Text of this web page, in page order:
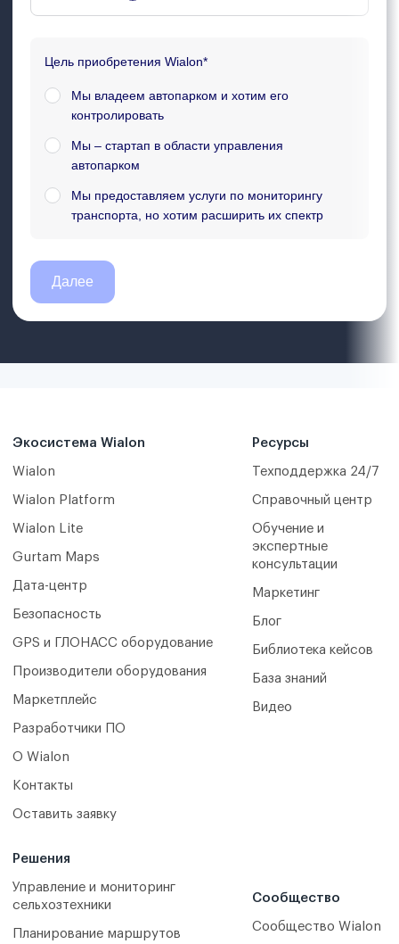
Экосистема Wialon
Wialon
Wialon Platform
Wialon Lite
Gurtam Maps
Дата-центр
Безопасность
GPS и ГЛОНАСС оборудование
Производители оборудования
Маркетплейс
Разработчики ПО
О Wialon
Контакты
Оставить заявку
Решения
Управление и мониторинг
сельхозтехники
Планирование маршрутов
Ресурсы
Техподдержка 24/7
Справочный центр
Обучение и
экспертные
консультации
Маркетинг
Блог
Библиотека кейсов
База знаний
Видео
Сообщество
Сообщество Wialon